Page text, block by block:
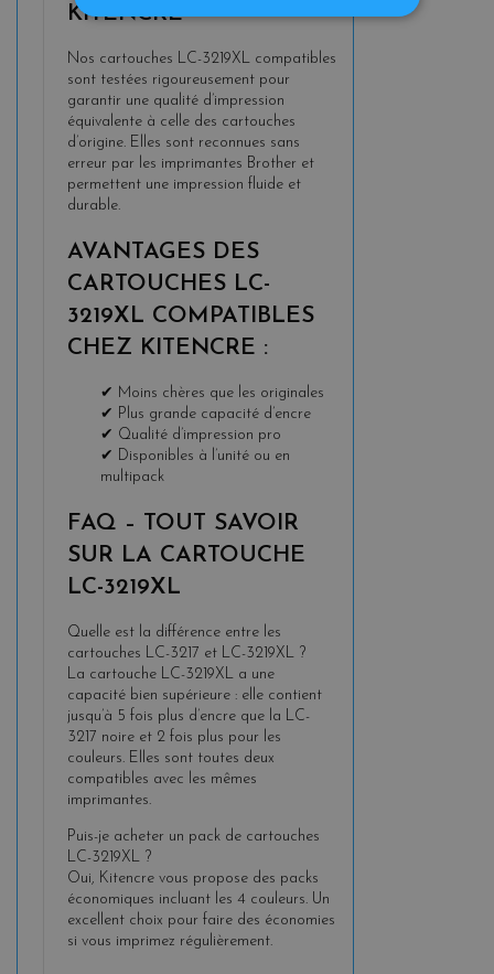
KITENCRE
Nos cartouches LC-3219XL compatibles
sont testées rigoureusement pour
garantir une qualité d’impression
équivalente à celle des cartouches
d’origine. Elles sont reconnues sans
erreur par les imprimantes Brother et
permettent une impression fluide et
durable.
AVANTAGES DES
CARTOUCHES LC-
3219XL COMPATIBLES
CHEZ KITENCRE :
✔ Moins chères que les originales
✔ Plus grande capacité d’encre
✔ Qualité d’impression pro
✔ Disponibles à l’unité ou en
multipack
FAQ – TOUT SAVOIR
SUR LA CARTOUCHE
LC-3219XL
Quelle est la différence entre les
cartouches LC-3217 et LC-3219XL ?
La cartouche LC-3219XL a une
capacité bien supérieure : elle contient
jusqu’à 5 fois plus d’encre que la LC-
3217 noire et 2 fois plus pour les
couleurs. Elles sont toutes deux
compatibles avec les mêmes
imprimantes.
Puis-je acheter un pack de cartouches
LC-3219XL ?
Oui, Kitencre vous propose des packs
économiques incluant les 4 couleurs. Un
excellent choix pour faire des économies
si vous imprimez régulièrement.